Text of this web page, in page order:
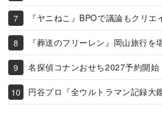
『ヤニねこ』BPOで議論もクリエ
『葬送のフリーレン』岡山旅行を
名探偵コナンおせち2027予約開始
円谷プロ『全ウルトラマン記録大